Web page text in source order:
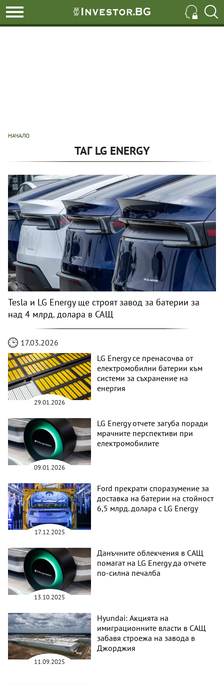
НАЧАЛО
ТАГ LG ENERGY
Tesla и LG Energy ще строят завод за батерии за
над 4 млрд. долара в САЩ
17.03.2026
29.01.2026
LG Energy се пренасочва от
електромобилни батерии към
системи за съхранение на
енергия
09.01.2026
LG Energy отчете загуба поради
мрачните перспективи при
електромобилите
17.12.2025
Ford прекрати споразумение за
доставка на батерии на стойност
6,5 млрд. долара с LG Energy
13.10.2025
Данъчните облекчения в САЩ
помагат на LG Energy да отчете
по-силна печалба
11.09.2025
Hyundai: Акцията на
имиграционните власти в САЩ
забавя строежа на завода в
Джорджия